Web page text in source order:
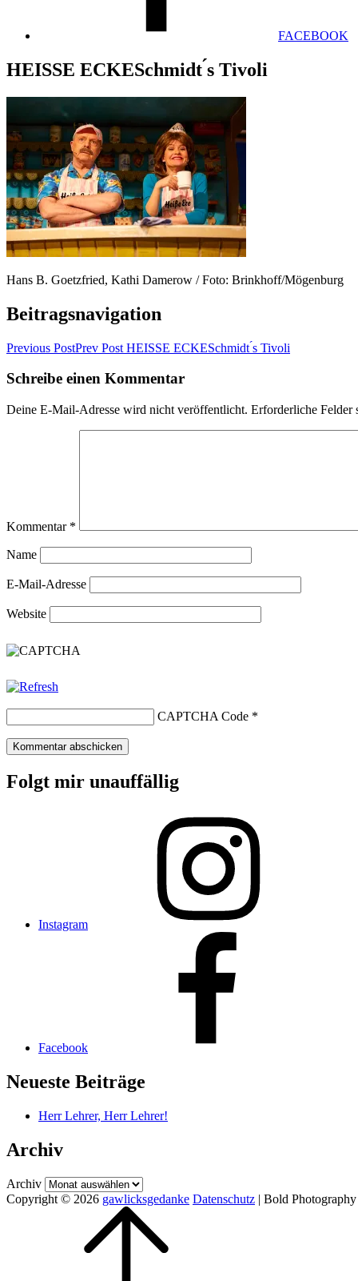
FACEBOOK
HEISSE ECKESchmidt ́s Tivoli
Hans B. Goetzfried, Kathi Damerow / Foto: Brinkhoff/Mögenburg
Beitragsnavigation
Previous PostPrev Post HEISSE ECKESchmidt ́s Tivoli
Schreibe einen Kommentar
Deine E-Mail-Adresse wird nicht veröffentlicht. Erforderliche Felder
Kommentar *
Name
E-Mail-Adresse
Website
CAPTCHA Code *
Folgt mir unauffällig
Instagram
Facebook
Neueste Beiträge
Herr Lehrer, Herr Lehrer!
Archiv
Archiv
Copyright © 2026 gawlicksgedanke Datenschutz | Bold